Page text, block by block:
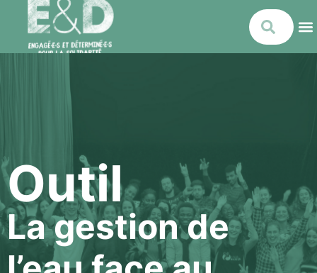
Outil
La gestion de